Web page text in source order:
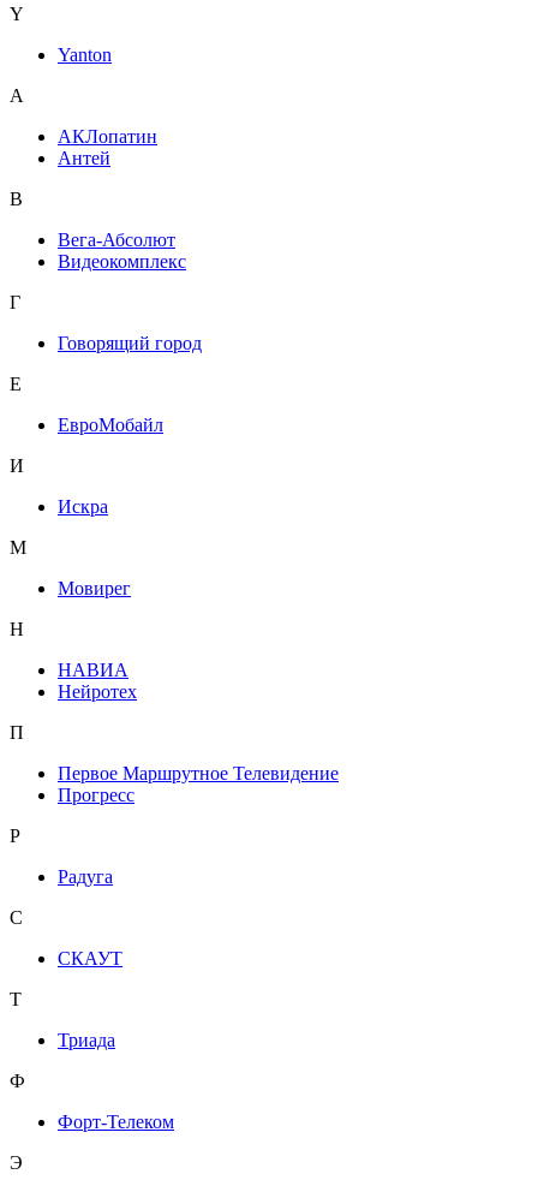
Y
Yanton
А
АКЛопатин
Антей
В
Вега-Абсолют
Видеокомплекс
Г
Говорящий город
Е
ЕвроМобайл
И
Искра
М
Мовирег
Н
НАВИА
Нейротех
П
Первое Маршрутное Телевидение
Прогресс
Р
Радуга
С
СКАУТ
Т
Триада
Ф
Форт-Телеком
Э